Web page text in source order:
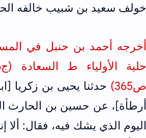
خولف سعيد بن شبيب خالفه
حلية الأولياء ط السعادة (ج6/ص
ص365)
حدثنا يحيى بن زكريا
أرطأة]، عن حسين بن الحارث
اليوم الذي يشك فيه، فقال: